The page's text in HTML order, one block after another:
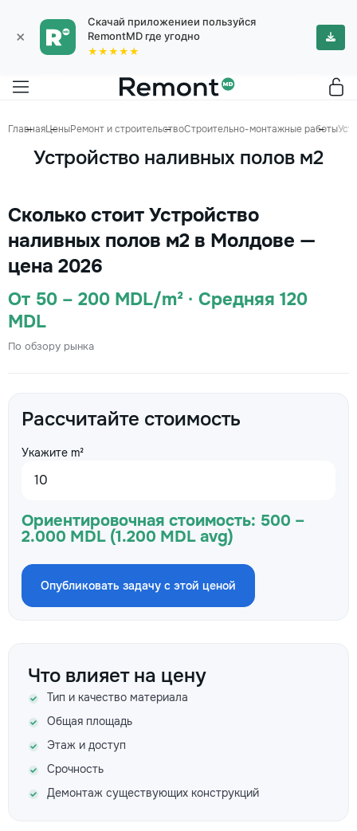
×
Скачай приложениеи пользуйся
RemontMD где угодно
★★★★★
ГлавнаяЦеныРемонт и строительствоСтроительно-монтажные работы
Устройство наливных полов м2
Сколько стоит Устройство
наливных полов м2 в Молдове —
цена 2026
От 50 – 200 MDL/m² · Средняя 120
MDL
По обзору рынка
Рассчитайте стоимость
Укажите m²
Ориентировочная стоимость: 500 –
2.000 MDL (1.200 MDL avg)
Опубликовать задачу с этой ценой
Что влияет на цену
Тип и качество материала
Общая площадь
Этаж и доступ
Срочность
Демонтаж существующих конструкций